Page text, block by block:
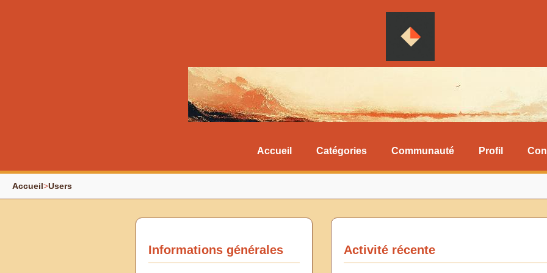
Accueil Catégories Communauté Profil
Accueil>Users
Informations générales Activité récente